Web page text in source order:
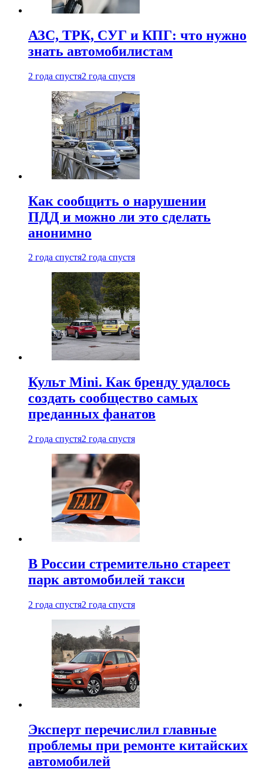
АЗС, ТРК, СУГ и КПГ: что нужно
знать автомобилистам
2 года спустя2 года спустя
Как сообщить о нарушении
ПДД и можно ли это сделать
анонимно
2 года спустя2 года спустя
Культ Mini. Как бренду удалось
создать сообщество самых
преданных фанатов
2 года спустя2 года спустя
В России стремительно стареет
парк автомобилей такси
2 года спустя2 года спустя
Эксперт перечислил главные
проблемы при ремонте китайских
автомобилей